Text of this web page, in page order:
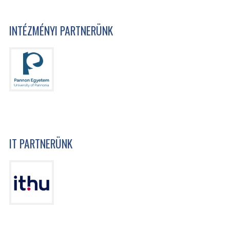
INTÉZMÉNYI PARTNERÜNK
IT PARTNERÜNK